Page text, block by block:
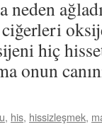
hiç
onun
, his, hissizleşmek,